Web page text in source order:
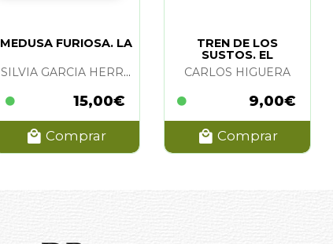
MEDUSA FURIOSA. LA
SILVIA GARCIA HERRADON
15,00€
Comprar
TREN DE LOS
SUSTOS. EL
CARLOS HIGUERA
9,00€
Comprar